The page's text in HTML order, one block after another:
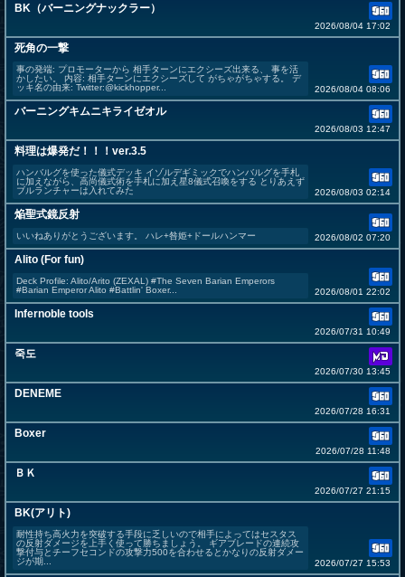
BK（バーニングナックラー）
2026/08/04 17:02
死角の一撃
事の発端: プロモーターから 相手ターンにエクシーズ出来る、 事を活
かしたい。 内容: 相手ターンにエクシーズして がちゃがちゃする。 デ
ッキ名の由来: Twitter:@kickhopper...
2026/08/04 08:06
バーニングキムニキライゼオル
2026/08/03 12:47
料理は爆発だ！！！ver.3.5
ハンバルグを使った儀式デッキ イゾルデギミックでハンバルグを手札
に加えながら、高尚儀式術を手札に加え星8儀式召喚をする とりあえず
ブルランチャーは入れてみた
2026/08/03 02:14
焔聖式鏡反射
いいねありがとうございます。 ハレ+咎姫+ドールハンマー 2026/08/02 07:20
Alito (For fun)
Deck Profile: Alito/Arito (ZEXAL) #The Seven Barian Emperors
#Barian Emperor Alito #Battlin' Boxer...
2026/08/01 22:02
Infernoble tools
2026/07/31 10:49
죽도
2026/07/30 13:45
DENEME
2026/07/28 16:31
Boxer
2026/07/28 11:48
ＢＫ
2026/07/27 21:15
BK(アリト)
耐性持ち高火力を突破する手段に乏しいので相手によってはセスタス
の反射ダメージを上手く使って勝ちましょう。 ギアブレードの連続攻
撃付与とチーフセコンドの攻撃力500を合わせるとかなりの反射ダメー
ジが期...
2026/07/27 15:53